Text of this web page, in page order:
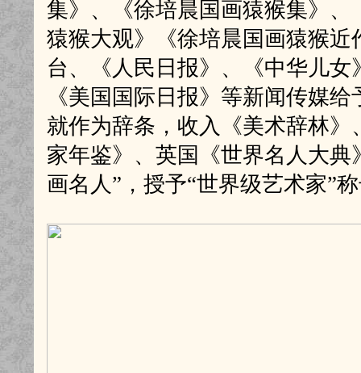
集》、《徐培晨国画猿猴集》
猿猴大观》《徐培晨国画猿猴
台、《人民日报》、《中华儿
《美国国际日报》等新闻传媒
就作为辞条，收入《美术辞林
家年鉴》、英国《世界名人大
画名人”，授予“世界级艺术家”